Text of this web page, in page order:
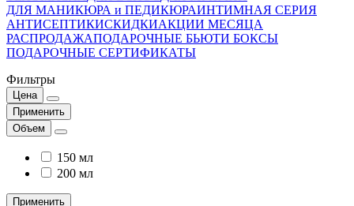
ДЛЯ МАНИКЮРА и ПЕДИКЮРАИНТИМНАЯ СЕРИЯ
АНТИСЕПТИКИСКИДКИАКЦИИ МЕСЯЦА
РАСПРОДАЖАПОДАРОЧНЫЕ БЬЮТИ БОКСЫ
ПОДАРОЧНЫЕ СЕРТИФИКАТЫ
Фильтры
Цена
Применить
Объем
150 мл
200 мл
Применить